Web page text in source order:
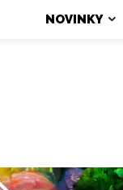
NOVINKY